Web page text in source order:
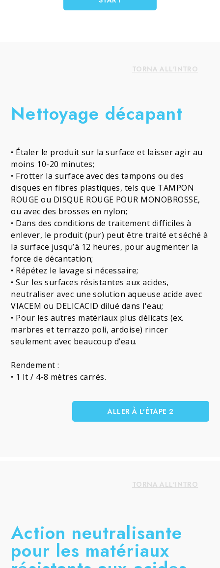
TORNA ALL'INTRO
Nettoyage décapant
• Étaler le produit sur la surface et laisser agir au
moins 10-20 minutes;
• Frotter la surface avec des tampons ou des
disques en fibres plastiques, tels que TAMPON
ROUGE ou DISQUE ROUGE POUR MONOBROSSE,
ou avec des brosses en nylon;
• Dans des conditions de traitement difficiles à
enlever, le produit (pur) peut être traité et séché à
la surface jusqu’à 12 heures, pour augmenter la
force de décantation;
• Répétez le lavage si nécessaire;
• Sur les surfaces résistantes aux acides,
neutraliser avec une solution aqueuse acide avec
VIACEM ou DELICACID dilué dans l'eau;
• Pour les autres matériaux plus délicats (ex.
marbres et terrazzo poli, ardoise) rincer
seulement avec beaucoup d’eau.
Rendement :
• 1 lt / 4-8 mètres carrés.
ALLER À L'ÉTAPE 2
TORNA ALL'INTRO
Action neutralisante
pour les matériaux